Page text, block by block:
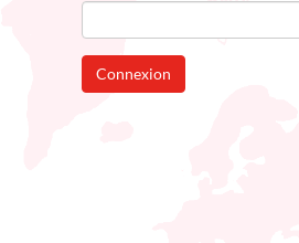
Connexion